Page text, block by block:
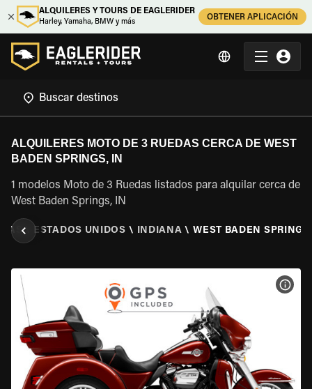
ALQUILERES Y TOURS DE EAGLERIDER
Harley, Yamaha, BMW y más
OBTENER APLICACIÓN
ALQUILERES MOTO DE 3 RUEDAS CERCA DE WEST
BADEN SPRINGS, IN
1 modelos Moto de 3 Ruedas listados para alquilar cerca de
West Baden Springs, IN
\ ESTADOS UNIDOS \ INDIANA \ WEST BADEN
VER